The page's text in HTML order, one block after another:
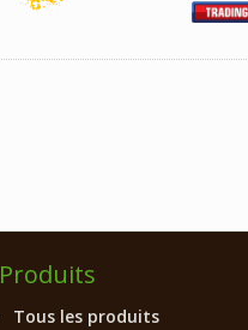
Produits
Tous les produits